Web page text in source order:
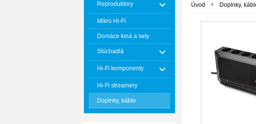
Reproduktory
Mikro Hi-Fi
Domáce kiná a sety
Slúchadlá
Hi-Fi komponenty
Hi-Fi streamery
Doplnky, káble
Úvod Doplnky,